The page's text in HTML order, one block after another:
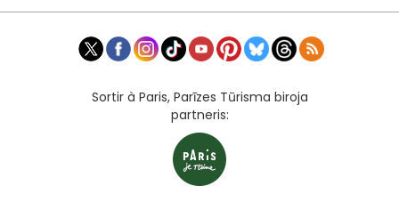
Sortir à Paris, Parīzes Tūrisma biroja
partneris: